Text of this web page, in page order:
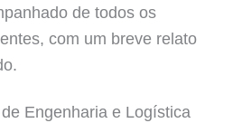
de todos os
com um breve relato
Engenharia e Logística